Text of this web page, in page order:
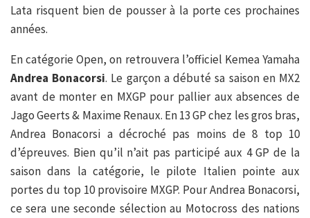
Lata risquent bien de pousser à la porte ces prochaines
années.
En catégorie Open, on retrouvera l’officiel Kemea Yamaha
Andrea Bonacorsi. Le garçon a débuté sa saison en MX2
avant de monter en MXGP pour pallier aux absences de
Jago Geerts & Maxime Renaux. En 13 GP chez les gros bras,
Andrea Bonacorsi a décroché pas moins de 8 top 10
d’épreuves. Bien qu’il n’ait pas participé aux 4 GP de la
saison dans la catégorie, le pilote Italien pointe aux
portes du top 10 provisoire MXGP. Pour Andrea Bonacorsi,
ce sera une seconde sélection au Motocross des nations